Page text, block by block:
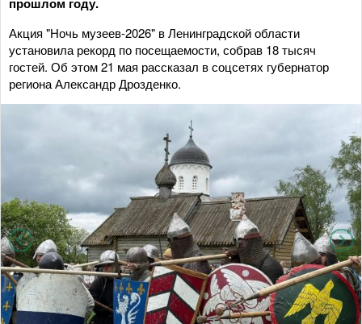
Акция "Ночь музеев-2026" в Ленинградской области
установила рекорд по посещаемости, собрав 18 тысяч
гостей. Об этом 21 мая рассказал в соцсетях губернатор
региона Александр Дрозденко.